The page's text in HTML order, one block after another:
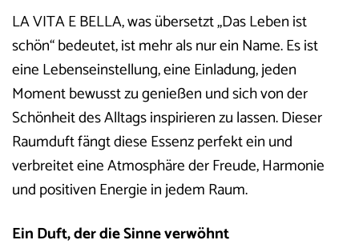
LA VITA E BELLA, was übersetzt „Das Leben ist
schön“ bedeutet, ist mehr als nur ein Name. Es ist
eine Lebenseinstellung, eine Einladung, jeden
Moment bewusst zu genießen und sich von der
Schönheit des Alltags inspirieren zu lassen. Dieser
Raumduft fängt diese Essenz perfekt ein und
verbreitet eine Atmosphäre der Freude, Harmonie
und positiven Energie in jedem Raum.
Ein Duft, der die Sinne verwöhnt